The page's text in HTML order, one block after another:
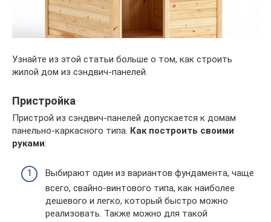
Узнайте из этой статьи больше о том, как строить
жилой дом из сэндвич-панелей.
Пристройка
Пристрой из сэндвич-панелей допускается к домам
панельно-каркасного типа. Как построить своими
руками:
Выбирают один из вариантов фундамента, чаще
всего, свайно-винтового типа, как наиболее
дешевого и легко, который быстро можно
реализовать. Также можно для такой